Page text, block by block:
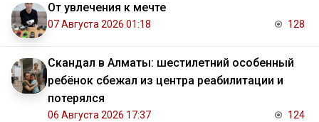
От увлечения к мечте
07 Августа 2026 01:18 128
Скандал в Алматы: шестилетний особенный
ребёнок сбежал из центра реабилитации и
потерялся
06 Августа 2026 17:37 124